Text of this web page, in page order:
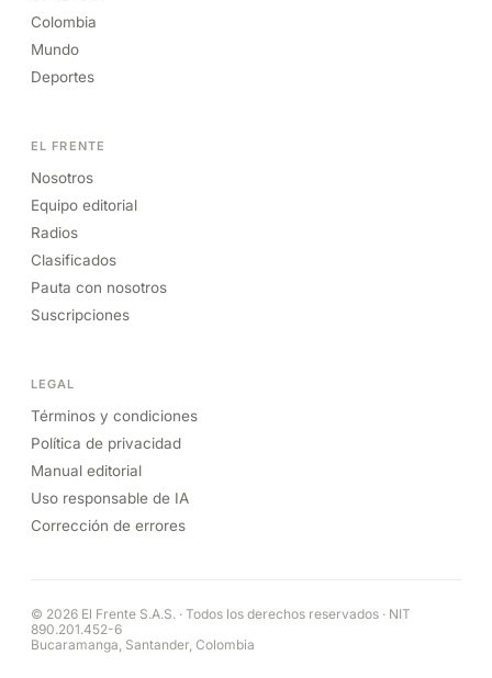
Colombia
Mundo
Deportes
EL FRENTE
Nosotros
Equipo editorial
Radios
Clasificados
Pauta con nosotros
Suscripciones
LEGAL
Términos y condiciones
Política de privacidad
Manual editorial
Uso responsable de IA
Corrección de errores
© 2026 El Frente S.A.S. · Todos los derechos reservados · NIT
890.201.452-6
Bucaramanga, Santander, Colombia